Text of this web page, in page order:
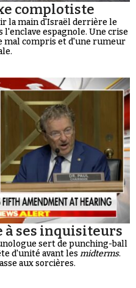
complotiste
la main d'Israël derrière le
espagnole. Une crise
mal compris et d'une rumeur
à ses inquisiteurs
sert de punching-ball
d'unité avant les midterms.
aux sorcières.